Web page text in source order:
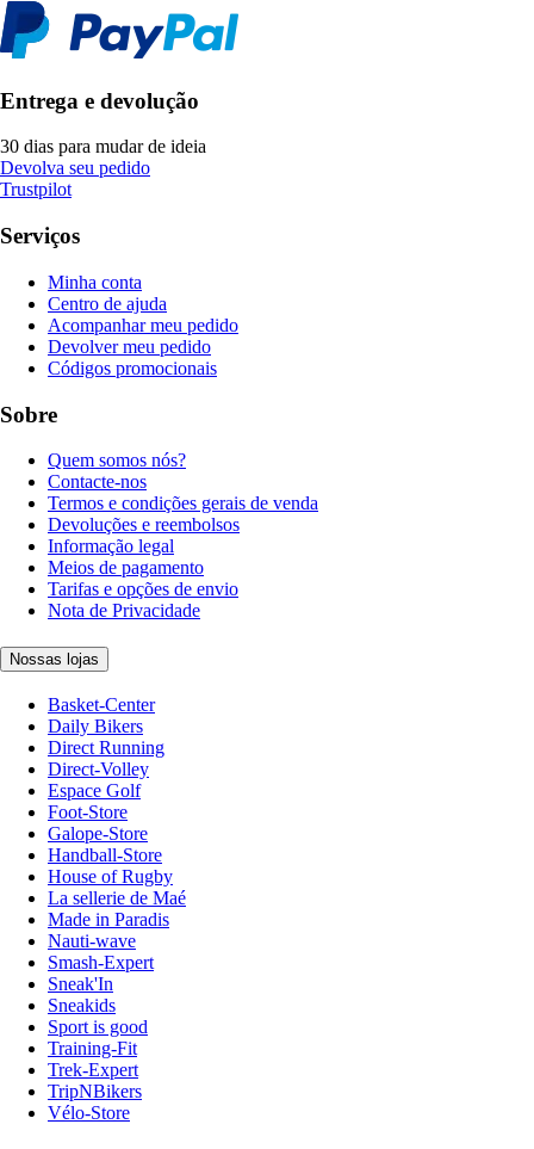
Entrega e devolução
30 dias para mudar de ideia
Devolva seu pedido
Trustpilot
Serviços
Minha conta
Centro de ajuda
Acompanhar meu pedido
Devolver meu pedido
Códigos promocionais
Sobre
Quem somos nós?
Contacte-nos
Termos e condições gerais de venda
Devoluções e reembolsos
Informação legal
Meios de pagamento
Tarifas e opções de envio
Nota de Privacidade
Nossas lojas
Basket-Center
Daily Bikers
Direct Running
Direct-Volley
Espace Golf
Foot-Store
Galope-Store
Handball-Store
House of Rugby
La sellerie de Maé
Made in Paradis
Nauti-wave
Smash-Expert
Sneak'In
Sneakids
Sport is good
Training-Fit
Trek-Expert
TripNBikers
Vélo-Store